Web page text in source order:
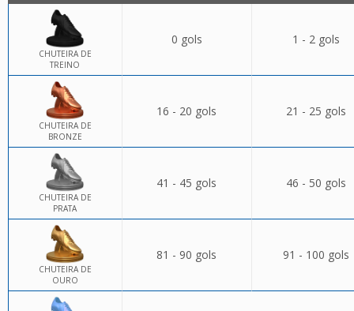
CHUTEIRA DE
TREINO
0 gols 1 - 2 gols
CHUTEIRA DE
BRONZE
16 - 20 gols 21 - 25 gols
CHUTEIRA DE
PRATA
41 - 45 gols 46 - 50 gols
CHUTEIRA DE
OURO
81 - 90 gols 91 - 100 gols